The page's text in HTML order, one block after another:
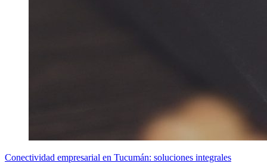
Conectividad empresarial en Tucumán: soluciones integrales